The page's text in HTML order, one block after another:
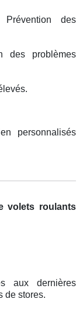
des
des problèmes
personnalisés
volets roulants
aux dernières
de stores.